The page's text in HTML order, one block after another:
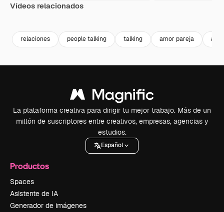
Vídeos relacionados
relaciones people talking talking amor pareja
La plataforma creativa para dirigir tu mejor trabajo. Más de un
millón de suscriptores entre creativos, empresas, agencias y
estudios.
Español
Productos
Spaces
Asistente de IA
Generador de imágenes